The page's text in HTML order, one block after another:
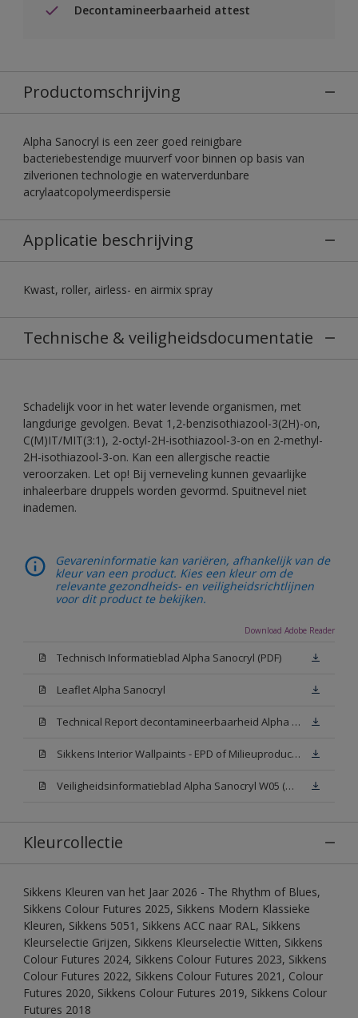
Decontamineerbaarheid attest
Productomschrijving
Alpha Sanocryl is een zeer goed reinigbare
bacteriebestendige muurverf voor binnen op basis van
zilverionen technologie en waterverdunbare
acrylaatcopolymeerdispersie
Applicatie beschrijving
Kwast, roller, airless- en airmix spray
Technische & veiligheidsdocumentatie
Schadelijk voor in het water levende organismen, met
langdurige gevolgen. Bevat 1,2-benzisothiazool-3(2H)-on,
C(M)IT/MIT(3:1), 2-octyl-2H-isothiazool-3-on en 2-methyl-
2H-isothiazool-3-on. Kan een allergische reactie
veroorzaken. Let op! Bij verneveling kunnen gevaarlijke
inhaleerbare druppels worden gevormd. Spuitnevel niet
inademen.
Gevareninformatie kan variëren, afhankelijk van de
kleur van een product. Kies een kleur om de
relevante gezondheids- en veiligheidsrichtlijnen
voor dit product te bekijken.
Download Adobe Reader
Technisch Informatieblad Alpha Sanocryl (PDF)
Leaflet Alpha Sanocryl
Technical Report decontamineerbaarheid Alpha Sanocryl
Sikkens Interior Wallpaints - EPD of Milieuproductverklaring
Veiligheidsinformatieblad Alpha Sanocryl W05 (MSDS)
Kleurcollectie
Sikkens Kleuren van het Jaar 2026 - The Rhythm of Blues,
Sikkens Colour Futures 2025, Sikkens Modern Klassieke
Kleuren, Sikkens 5051, Sikkens ACC naar RAL, Sikkens
Kleurselectie Grijzen, Sikkens Kleurselectie Witten, Sikkens
Colour Futures 2024, Sikkens Colour Futures 2023, Sikkens
Colour Futures 2022, Sikkens Colour Futures 2021, Colour
Futures 2020, Sikkens Colour Futures 2019, Sikkens Colour
Futures 2018